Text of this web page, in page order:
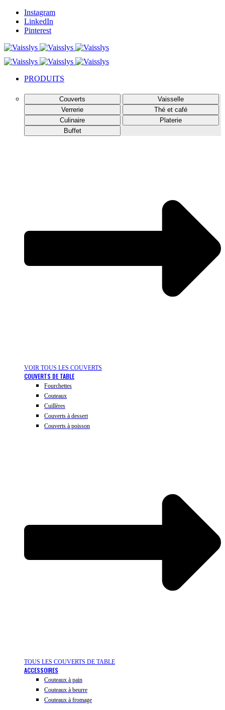
Instagram
LinkedIn
Pinterest
PRODUITS
Couverts
Vaisselle
Verrerie
Thé et café
Culinaire
Platerie
Buffet
VOIR TOUS LES COUVERTS
COUVERTS DE TABLE
Fourchettes
Couteaux
Cuillères
Couverts à dessert
Couverts à poisson
TOUS LES COUVERTS DE TABLE
ACCESSOIRES
Couteaux à pain
Couteaux à beurre
Couteaux à fromage